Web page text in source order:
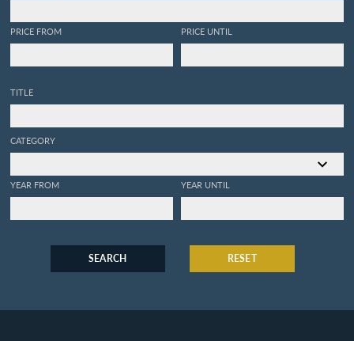
PRICE FROM PRICE UNTIL
TITLE
CATEGORY
YEAR FROM YEAR UNTIL
SEARCH RESET